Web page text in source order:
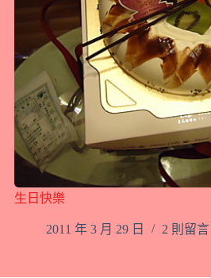
生日快樂
2011 年 3 月 29 日 2 則留言